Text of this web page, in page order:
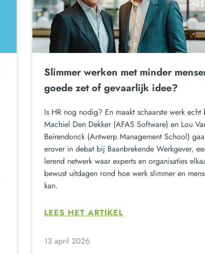
Slimmer werken met minder
goede zet of gevaarlijk idee?
Is HR nog nodig? En maakt schaarste werk echt
Machiel Den Dekker (AFAS Software) en Lou
Beirendonck (Antwerp Management School)
erover in debat bij Baanbrekende Werkgever,
lerend netwerk waar experts en organisaties
bewust uitdagen rond hoe werk slimmer en
kan.
LEES HET ARTIKEL
13 april 2026